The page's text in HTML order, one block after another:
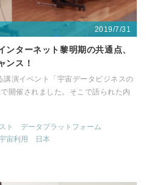
2019/7/31
ターネット黎明期の共通点、
ンス！
演イベント「宇宙データビジネスの
開催されました。そこで語られた内
ト
データプラットフォーム
宙利用 日本